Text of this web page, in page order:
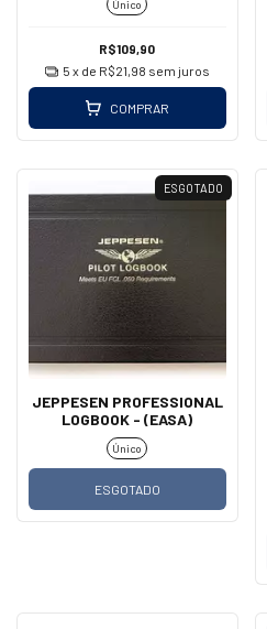
Único
R$109,90
5 x de R$21,98 sem juros
COMPRAR
ESGOTADO
JEPPESEN PROFESSIONAL
LOGBOOK - (EASA)
Único
ESGOTADO